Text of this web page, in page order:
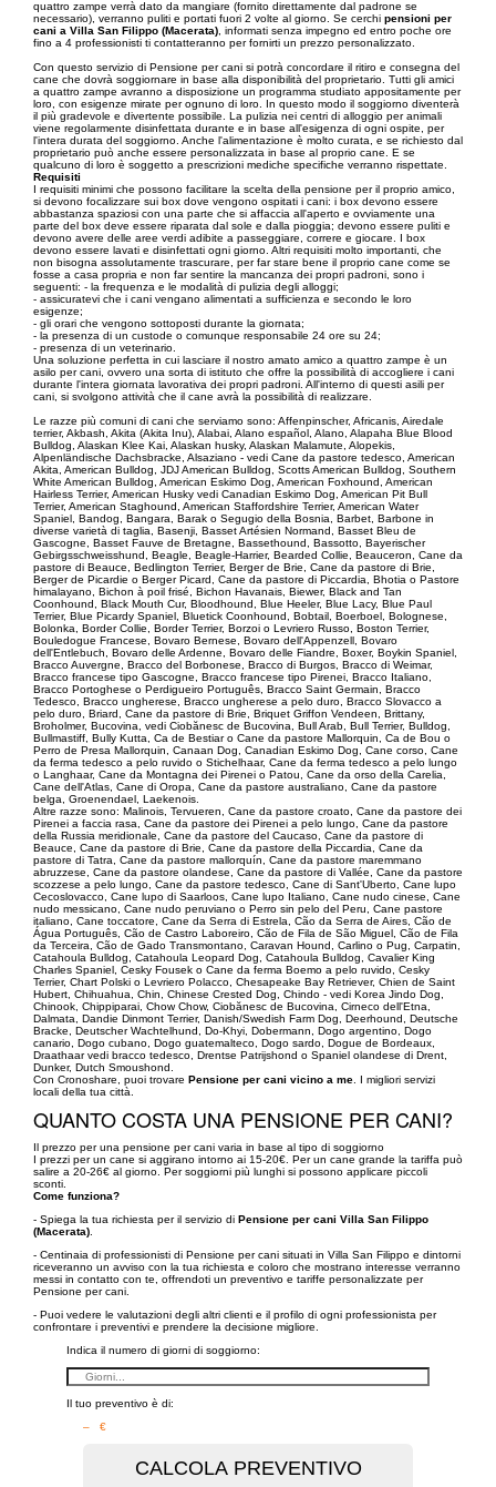
quattro zampe verrà dato da mangiare (fornito direttamente dal padrone se
necessario), verranno puliti e portati fuori 2 volte al giorno. Se cerchi pensioni per
cani a Villa San Filippo (Macerata) , informati senza impegno ed entro poche ore
fino a 4 professionisti ti contatteranno per fornirti un prezzo personalizzato.
Con questo servizio di Pensione per cani si potrà concordare il ritiro e consegna del
cane che dovrà soggiornare in base alla disponibilità del proprietario. Tutti gli amici
a quattro zampe avranno a disposizione un programma studiato appositamente per
loro, con esigenze mirate per ognuno di loro. In questo modo il soggiorno diventerà
il più gradevole e divertente possibile. La pulizia nei centri di alloggio per animali
viene regolarmente disinfettata durante e in base all'esigenza di ogni ospite, per
l'intera durata del soggiorno. Anche l'alimentazione è molto curata, e se richiesto dal
proprietario può anche essere personalizzata in base al proprio cane. E se
qualcuno di loro è soggetto a prescrizioni mediche specifiche verranno rispettate.
Requisiti
I requisiti minimi che possono facilitare la scelta della pensione per il proprio amico,
si devono focalizzare sui box dove vengono ospitati i cani: i box devono essere
abbastanza spaziosi con una parte che si affaccia all'aperto e ovviamente una
parte del box deve essere riparata dal sole e dalla pioggia; devono essere puliti e
devono avere delle aree verdi adibite a passeggiare, correre e giocare. I box
devono essere lavati e disinfettati ogni giorno. Altri requisiti molto importanti, che
non bisogna assolutamente trascurare, per far stare bene il proprio cane come se
fosse a casa propria e non far sentire la mancanza dei propri padroni, sono i
seguenti: - la frequenza e le modalità di pulizia degli alloggi;
- assicuratevi che i cani vengano alimentati a sufficienza e secondo le loro
esigenze;
- gli orari che vengono sottoposti durante la giornata;
- la presenza di un custode o comunque responsabile 24 ore su 24;
- presenza di un veterinario.
Una soluzione perfetta in cui lasciare il nostro amato amico a quattro zampe è un
asilo per cani, ovvero una sorta di istituto che offre la possibilità di accogliere i cani
durante l'intera giornata lavorativa dei propri padroni. All'interno di questi asili per
cani, si svolgono attività che il cane avrà la possibilità di realizzare.
Le razze più comuni di cani che serviamo sono: Affenpinscher, Africanis, Airedale
terrier, Akbash, Akita (Akita Inu), Alabai, Alano español, Alano, Alapaha Blue Blood
Bulldog, Alaskan Klee Kai, Alaskan husky, Alaskan Malamute, Alopekis,
Alpenländische Dachsbracke, Alsaziano - vedi Cane da pastore tedesco, American
Akita, American Bulldog, JDJ American Bulldog, Scotts American Bulldog, Southern
White American Bulldog, American Eskimo Dog, American Foxhound, American
Hairless Terrier, American Husky vedi Canadian Eskimo Dog, American Pit Bull
Terrier, American Staghound, American Staffordshire Terrier, American Water
Spaniel, Bandog, Bangara, Barak o Segugio della Bosnia, Barbet, Barbone in
diverse varietà di taglia, Basenji, Basset Artésien Normand, Basset Bleu de
Gascogne, Basset Fauve de Bretagne, Bassethound, Bassotto, Bayerischer
Gebirgsschweisshund, Beagle, Beagle-Harrier, Bearded Collie, Beauceron, Cane da
pastore di Beauce, Bedlington Terrier, Berger de Brie, Cane da pastore di Brie,
Berger de Picardie o Berger Picard, Cane da pastore di Piccardia, Bhotia o Pastore
himalayano, Bichon à poil frisé, Bichon Havanais, Biewer, Black and Tan
Coonhound, Black Mouth Cur, Bloodhound, Blue Heeler, Blue Lacy, Blue Paul
Terrier, Blue Picardy Spaniel, Bluetick Coonhound, Bobtail, Boerboel, Bolognese,
Bolonka, Border Collie, Border Terrier, Borzoi o Levriero Russo, Boston Terrier,
Bouledogue Francese, Bovaro Bernese, Bovaro dell'Appenzell, Bovaro
dell'Entlebuch, Bovaro delle Ardenne, Bovaro delle Fiandre, Boxer, Boykin Spaniel,
Bracco Auvergne, Bracco del Borbonese, Bracco di Burgos, Bracco di Weimar,
Bracco francese tipo Gascogne, Bracco francese tipo Pirenei, Bracco Italiano,
Bracco Portoghese o Perdigueiro Português, Bracco Saint Germain, Bracco
Tedesco, Bracco ungherese, Bracco ungherese a pelo duro, Bracco Slovacco a
pelo duro, Briard, Cane da pastore di Brie, Briquet Griffon Vendeen, Brittany,
Broholmer, Bucovina, vedi Ciobănesc de Bucovina, Bull Arab, Bull Terrier, Bulldog,
Bullmastiff, Bully Kutta, Ca de Bestiar o Cane da pastore Mallorquin, Ca de Bou o
Perro de Presa Mallorquin, Canaan Dog, Canadian Eskimo Dog, Cane corso, Cane
da ferma tedesco a pelo ruvido o Stichelhaar, Cane da ferma tedesco a pelo lungo
o Langhaar, Cane da Montagna dei Pirenei o Patou, Cane da orso della Carelia,
Cane dell'Atlas, Cane di Oropa, Cane da pastore australiano, Cane da pastore
belga, Groenendael, Laekenois.
Altre razze sono: Malinois, Tervueren, Cane da pastore croato, Cane da pastore dei
Pirenei a faccia rasa, Cane da pastore dei Pirenei a pelo lungo, Cane da pastore
della Russia meridionale, Cane da pastore del Caucaso, Cane da pastore di
Beauce, Cane da pastore di Brie, Cane da pastore della Piccardia, Cane da
pastore di Tatra, Cane da pastore mallorquín, Cane da pastore maremmano
abruzzese, Cane da pastore olandese, Cane da pastore di Vallée, Cane da pastore
scozzese a pelo lungo, Cane da pastore tedesco, Cane di Sant'Uberto, Cane lupo
Cecoslovacco, Cane lupo di Saarloos, Cane lupo Italiano, Cane nudo cinese, Cane
nudo messicano, Cane nudo peruviano o Perro sin pelo del Peru, Cane pastore
italiano, Cane toccatore, Cane da Serra di Estrela, Cão da Serra de Aires, Cão de
Água Português, Cão de Castro Laboreiro, Cão de Fila de São Miguel, Cão de Fila
da Terceira, Cão de Gado Transmontano, Caravan Hound, Carlino o Pug, Carpatin,
Catahoula Bulldog, Catahoula Leopard Dog, Catahoula Bulldog, Cavalier King
Charles Spaniel, Cesky Fousek o Cane da ferma Boemo a pelo ruvido, Cesky
Terrier, Chart Polski o Levriero Polacco, Chesapeake Bay Retriever, Chien de Saint
Hubert, Chihuahua, Chin, Chinese Crested Dog, Chindo - vedi Korea Jindo Dog,
Chinook, Chippiparai, Chow Chow, Ciobănesc de Bucovina, Cirneco dell'Etna,
Dalmata, Dandie Dinmont Terrier, Danish/Swedish Farm Dog, Deerhound, Deutsche
Bracke, Deutscher Wachtelhund, Do-Khyi, Dobermann, Dogo argentino, Dogo
canario, Dogo cubano, Dogo guatemalteco, Dogo sardo, Dogue de Bordeaux,
Draathaar vedi bracco tedesco, Drentse Patrijshond o Spaniel olandese di Drent,
Dunker, Dutch Smoushond.
Con Cronoshare, puoi trovare Pensione per cani vicino a me . I migliori servizi
locali della tua città.
QUANTO COSTA UNA PENSIONE PER CANI?
Il prezzo per una pensione per cani varia in base al tipo di soggiorno
I prezzi per un cane si aggirano intorno ai 15-20€. Per un cane grande la tariffa può
salire a 20-26€ al giorno. Per soggiorni più lunghi si possono applicare piccoli
sconti.
Come funziona?
- Spiega la tua richiesta per il servizio di Pensione per cani Villa San Filippo
(Macerata)
- Centinaia di professionisti di Pensione per cani situati in Villa San Filippo e dintorni
riceveranno un avviso con la tua richiesta e coloro che mostrano interesse verranno
messi in contatto con te, offrendoti un preventivo e tariffe personalizzate per
Pensione per cani.
- Puoi vedere le valutazioni degli altri clienti e il profilo di ogni professionista per
confrontare i preventivi e prendere la decisione migliore.
Indica il numero di giorni di soggiorno:
Il tuo preventivo è di:
– €